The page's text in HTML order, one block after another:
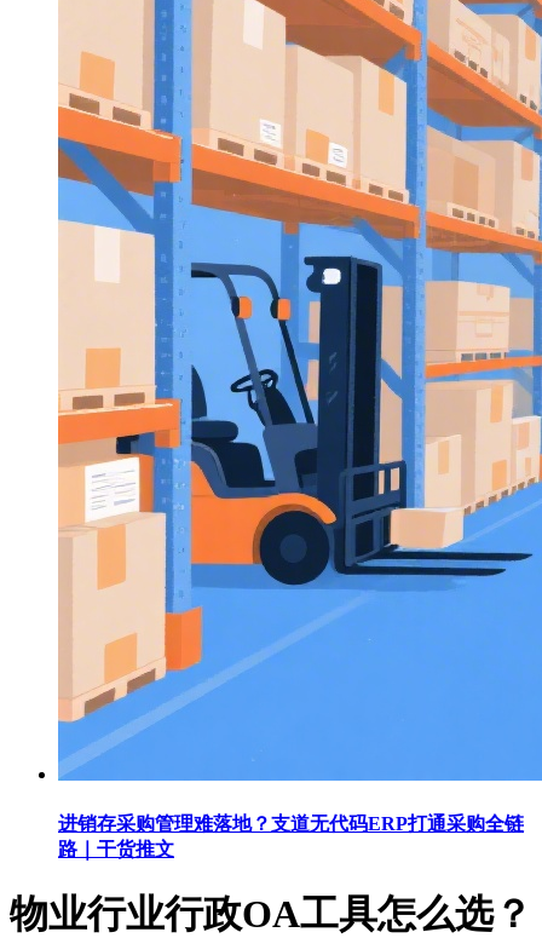
进销存采购管理难落地？支道无代码ERP打通采购全链
路｜干货推文
物业行业行政OA工具怎么选？